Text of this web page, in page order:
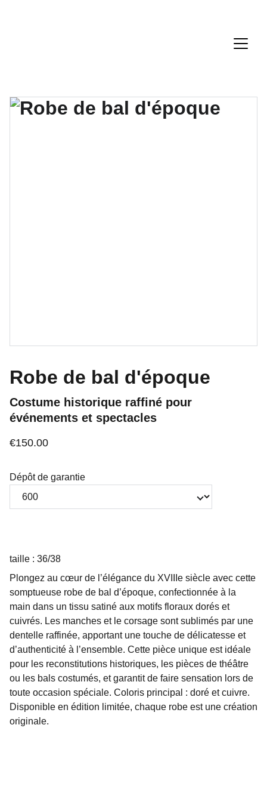
Robe de bal d'époque
Costume historique raffiné pour
événements et spectacles
€150.00
Dépôt de garantie
taille : 36/38
Plongez au cœur de l’élégance du XVIIIe siècle avec cette
somptueuse robe de bal d’époque, confectionnée à la
main dans un tissu satiné aux motifs floraux dorés et
cuivrés. Les manches et le corsage sont sublimés par une
dentelle raffinée, apportant une touche de délicatesse et
d’authenticité à l’ensemble. Cette pièce unique est idéale
pour les reconstitutions historiques, les pièces de théâtre
ou les bals costumés, et garantit de faire sensation lors de
toute occasion spéciale. Coloris principal : doré et cuivre.
Disponible en édition limitée, chaque robe est une création
originale.